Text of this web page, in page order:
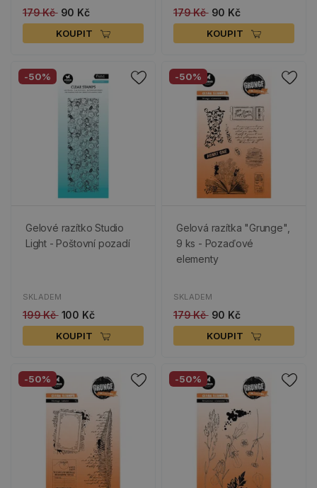
179 Kč 90 Kč
KOUPIT
179 Kč 90 Kč
KOUPIT
-50%
Gelové razítko Studio
Light - Poštovní pozadí
SKLADEM
199 Kč 100 Kč
KOUPIT
-50%
Gelová razítka "Grunge",
9 ks - Pozaďové
elementy
SKLADEM
179 Kč 90 Kč
KOUPIT
-50% -50%